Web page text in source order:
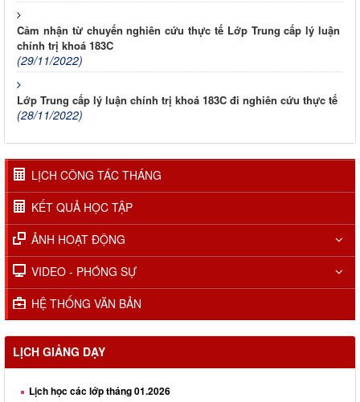
Cảm nhận từ chuyến nghiên cứu thực tế Lớp Trung cấp lý luận
chính trị khoá 183C
(29/11/2022)
Lớp Trung cấp lý luận chính trị khoá 183C đi nghiên cứu thực tế
(28/11/2022)
LỊCH CÔNG TÁC THÁNG
KẾT QUẢ HỌC TẬP
ẢNH HOẠT ĐỘNG
VIDEO - PHÓNG SỰ
HỆ THỐNG VĂN BẢN
LỊCH GIẢNG DẠY
Lịch học các lớp tháng 02.2026